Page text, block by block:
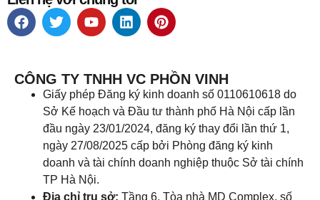
CÔNG TY TNHH VC PHỒN VINH
Giấy phép Đăng ký kinh doanh số 0110610618 do
Sở Kế hoạch và Đầu tư thành phố Hà Nội cấp lần
đầu ngày 23/01/2024, đăng ký thay đổi lần thứ 1,
ngày 27/08/2025 cấp bởi Phòng đăng ký kinh
doanh và tài chính doanh nghiệp thuộc Sở tài chính
TP Hà Nội.
Địa chỉ trụ sở: Tầng 6, Tòa nhà MD Complex, số